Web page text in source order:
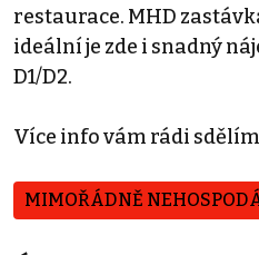
restaurace. MHD
ideální je zde i snadný
D1/D2.
Více info vám rádi
MIMOŘÁDNĚ